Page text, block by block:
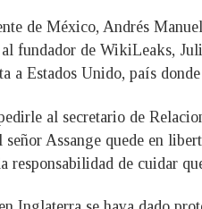
de México, Andrés
fundador de WikiLeaks,
a Estados Unido, país
al secretario de
Assange quede en
responsabilidad de cuidar